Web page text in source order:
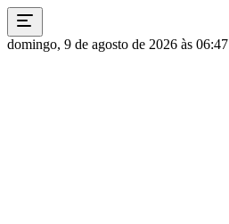
domingo, 9 de agosto de 2026 às 06:47